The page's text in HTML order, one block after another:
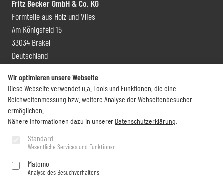
Fritz Becker GmbH & Co. KG
Formteile aus Holz und Vlies
Am Königsfeld 15
33034 Brakel
Deutschland
Kontakt und Vertrieb
+49 (0) 5272 6009 0
info@becker-brakel.de
Sie möchten rund um Becker immer auf dem Laufenden bleiben?
Jetzt abonnieren
Wir optimieren unsere Webseite
Diese Webseite verwendet u.a. Tools und Funktionen, die eine
Reichweitenmessung bzw. weitere Analyse der Webseitenbesucher
ermöglichen.
Nähere Informationen dazu in unserer Datenschutzerklärung
Standard
Wesentliche Services und Funktionen
Matomo
Analyse des Besuchverhaltens